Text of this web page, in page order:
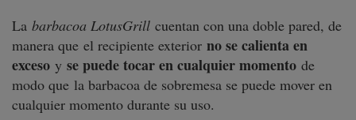
La barbacoa LotusGrill cuentan con una doble pared, de
manera que el recipiente exterior no se calienta en
exceso y se puede tocar en cualquier momento de
modo que la barbacoa de sobremesa se puede mover en
cualquier momento durante su uso.